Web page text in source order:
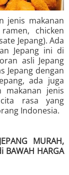
jenis makanan
chicken
Jepang). Ada
Jepang ini di
asli Jepang
Jepang dengan
ada juga
makanan jenis
rasa yang
Indonesia.
MURAH,
BAWAH HARGA